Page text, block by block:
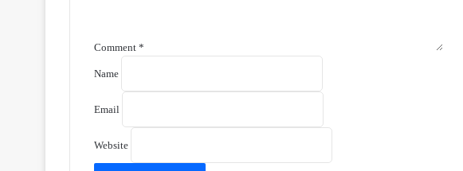
Comment *
Name
Email
Website